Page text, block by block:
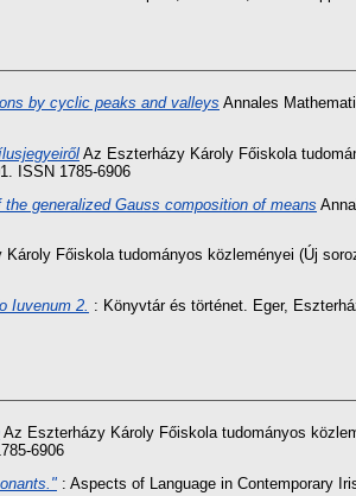
by cyclic peaks and valleys Annales
Az Eszterházy Károly Főiskola
ISSN 1785-6906
generalized Gauss composition of means
Főiskola tudományos közleményei (Új
Iuvenum 2. : Könyvtár és történet. Eger,
Az Eszterházy Károly Főiskola tudományos
6906
: Aspects of Language in Contemporary